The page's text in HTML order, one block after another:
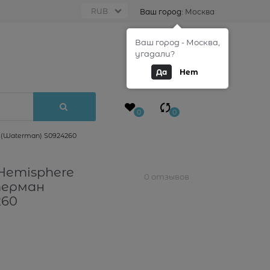
Ваш город: Москва
0
0 0
S0924260
0 отзывов
Ваш город - Москва,
угадали?
Да Нет